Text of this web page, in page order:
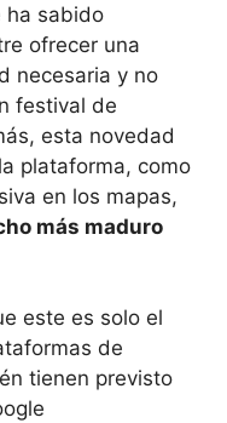
ha sabido
ofrecer una
necesaria y no
festival de
esta novedad
plataforma, como
en los mapas,
más maduro
este es solo el
de
tienen previsto